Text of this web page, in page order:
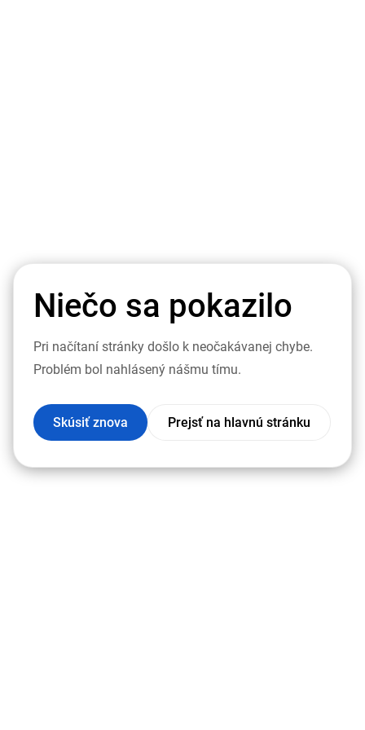
Niečo sa pokazilo
Pri načítaní stránky došlo k neočakávanej chybe.
Problém bol nahlásený nášmu tímu.
Skúsiť znova Prejsť na hlavnú stránku